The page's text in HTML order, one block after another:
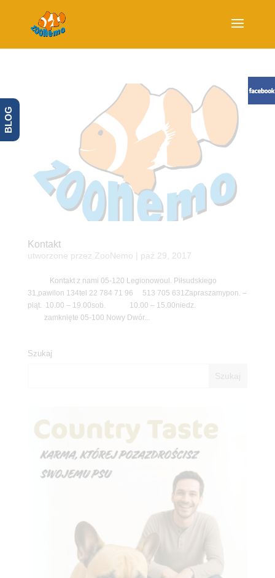
Kontakt
utworzone przez ZooNemo paź 29, 2017
Kontakt z nami 05-120 Legionowoul. Piłsudskiego
31,pawilon 134tel 22 784 71 96 513 705 631Zapraszamypon. –
piąt. 10.00 – 19.00sob. 10.00 – 15.00niedz.
zamknięte 05-100 Nowy Dwór...
Szukaj
BLOG